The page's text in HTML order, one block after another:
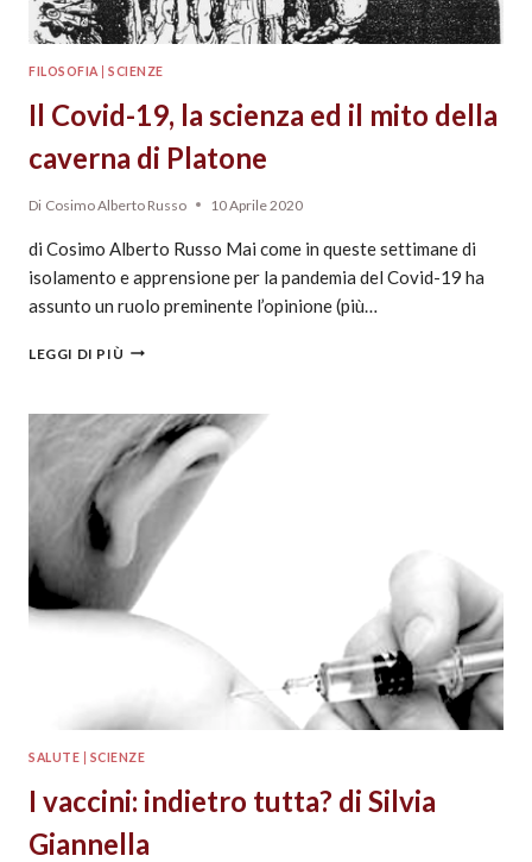
FILOSOFIA |SCIENZE
Il Covid-19, la scienza ed il mito della
caverna di Platone
Di Cosimo Alberto Russo 10 Aprile 2020
di Cosimo Alberto Russo Mai come in queste settimane di
isolamento e apprensione per la pandemia del Covid-19 ha
assunto un ruolo preminente l’opinione (più…
LEGGI DI PIÙ
SALUTE SCIENZE
I vaccini: indietro tutta? di Silvia
Giannella